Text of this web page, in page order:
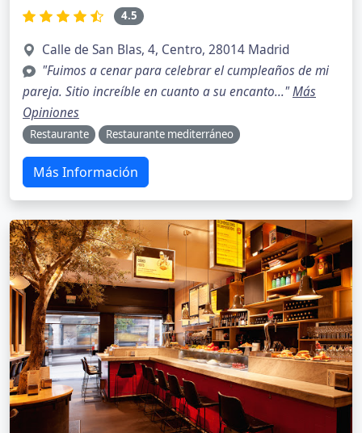
4.5
Calle de San Blas, 4, Centro, 28014 Madrid
"Fuimos a cenar para celebrar el cumpleaños de mi
pareja. Sitio increíble en cuanto a su encanto..."Más
Opiniones
Restaurante Restaurante mediterráneo
Más Información